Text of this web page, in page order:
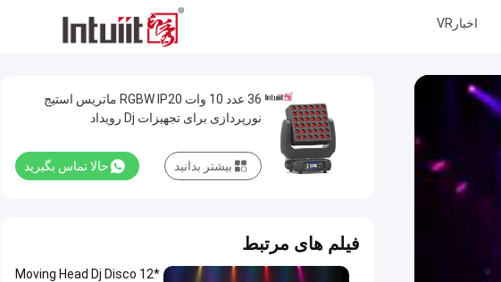
اخبار VR
36 عدد 10 وات RGBW IP20 ماتریس استیج
نورپردازی برای تجهیزات Dj رویداد
حالا تماس بگیرید بیشتر بدانید
فیلم های مرتبط
Moving Head Dj Disco 12*